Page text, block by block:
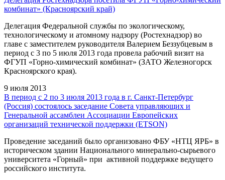
комбинат» (Красноярский край)
Делегация Федеральной службы по экологическому,
технологическому и атомному надзору (Ростехнадзор) во
главе с заместителем руководителя Валерием Беззубцевым в
период с 3 по 5 июля 2013 года провела рабочий визит на
ФГУП «Горно-химический комбинат» (ЗАТО Железногорск
Красноярского края).
9 июля 2013
В период c 2 по 3 июля 2013 года в г. Санкт-Петербург
(Россия) состоялось заседание Совета управляющих и
Генеральной ассамблеи Ассоциации Европейских
организаций технической поддержки (ETSON)
Проведение заседаний было организовано ФБУ «НТЦ ЯРБ» в
историческом здании Национального минерально-сырьевого
университета «Горный» при активной поддержке ведущего
российского института.